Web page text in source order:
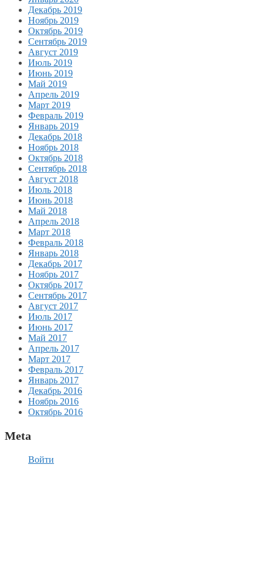
Декабрь 2019
Ноябрь 2019
Октябрь 2019
Сентябрь 2019
Август 2019
Июль 2019
Июнь 2019
Май 2019
Апрель 2019
Март 2019
Февраль 2019
Январь 2019
Декабрь 2018
Ноябрь 2018
Октябрь 2018
Сентябрь 2018
Август 2018
Июль 2018
Июнь 2018
Май 2018
Апрель 2018
Март 2018
Февраль 2018
Январь 2018
Декабрь 2017
Ноябрь 2017
Октябрь 2017
Сентябрь 2017
Август 2017
Июль 2017
Июнь 2017
Май 2017
Апрель 2017
Март 2017
Февраль 2017
Январь 2017
Декабрь 2016
Ноябрь 2016
Октябрь 2016
Meta
Войти